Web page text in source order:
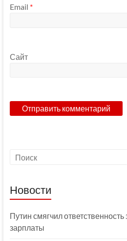
Email *
Сайт
Новости
Путин смягчил
зарплаты